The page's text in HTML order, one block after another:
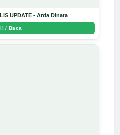
UPDATE - Arda Dinata
/ Baca